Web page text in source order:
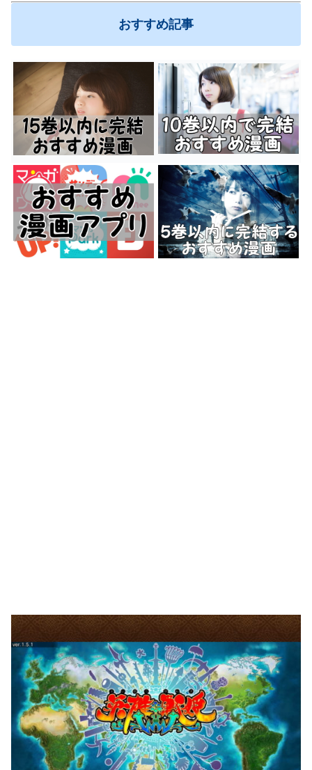
おすすめ記事